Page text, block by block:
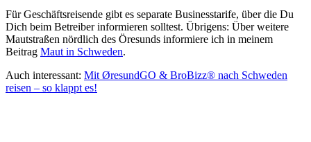
Für Geschäftsreisende gibt es separate Businesstarife, über die Du
Dich beim Betreiber informieren solltest. Übrigens: Über weitere
Mautstraßen nördlich des Öresunds informiere ich in meinem
Beitrag Maut in Schweden.
Auch interessant: Mit ØresundGO & BroBizz® nach Schweden
reisen – so klappt es!